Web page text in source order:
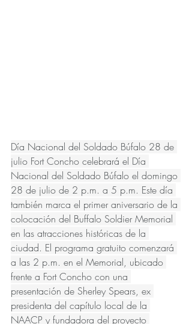
Día Nacional del Soldado Búfalo 28 de
julio Fort Concho celebrará el Día
Nacional del Soldado Búfalo el domingo
28 de julio de 2 p.m. a 5 p.m. Este día
también marca el primer aniversario de la
colocación del Buffalo Soldier Memorial
en las atracciones históricas de la
ciudad. El programa gratuito comenzará
a las 2 p.m. en el Memorial, ubicado
frente a Fort Concho con una
presentación de Sherley Spears, ex
presidenta del capítulo local de la
NAACP y fundadora del proyecto